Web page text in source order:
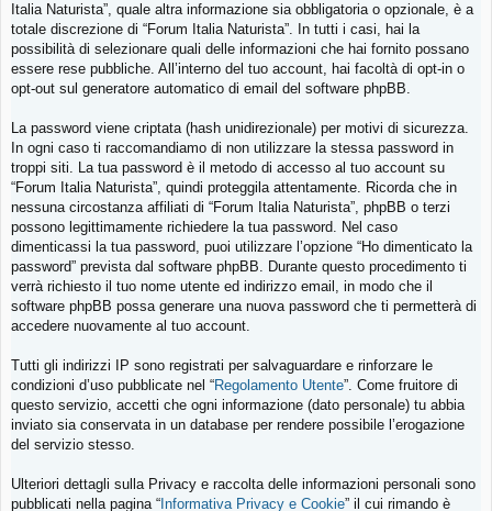
Italia Naturista”, quale altra informazione sia obbligatoria o opzionale, è a
totale discrezione di “Forum Italia Naturista”. In tutti i casi, hai la
possibilità di selezionare quali delle informazioni che hai fornito possano
essere rese pubbliche. All’interno del tuo account, hai facoltà di opt-in o
opt-out sul generatore automatico di email del software phpBB.
La password viene criptata (hash unidirezionale) per motivi di sicurezza.
In ogni caso ti raccomandiamo di non utilizzare la stessa password in
troppi siti. La tua password è il metodo di accesso al tuo account su
“Forum Italia Naturista”, quindi proteggila attentamente. Ricorda che in
nessuna circostanza affiliati di “Forum Italia Naturista”, phpBB o terzi
possono legittimamente richiedere la tua password. Nel caso
dimenticassi la tua password, puoi utilizzare l’opzione “Ho dimenticato la
password” prevista dal software phpBB. Durante questo procedimento ti
verrà richiesto il tuo nome utente ed indirizzo email, in modo che il
software phpBB possa generare una nuova password che ti permetterà di
accedere nuovamente al tuo account.
Tutti gli indirizzi IP sono registrati per salvaguardare e rinforzare le
condizioni d’uso pubblicate nel “Regolamento Utente”. Come fruitore di
questo servizio, accetti che ogni informazione (dato personale) tu abbia
inviato sia conservata in un database per rendere possibile l’erogazione
del servizio stesso.
Ulteriori dettagli sulla Privacy e raccolta delle informazioni personali sono
pubblicati nella pagina “ Informativa Privacy e Cookie” il cui rimando è